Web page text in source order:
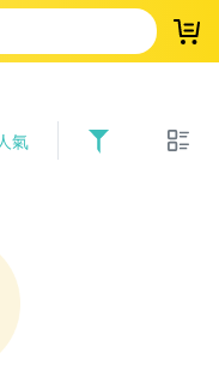
登
氣